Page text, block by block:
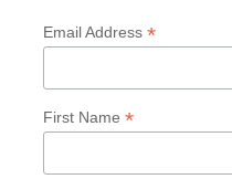
Email Address *
First Name *